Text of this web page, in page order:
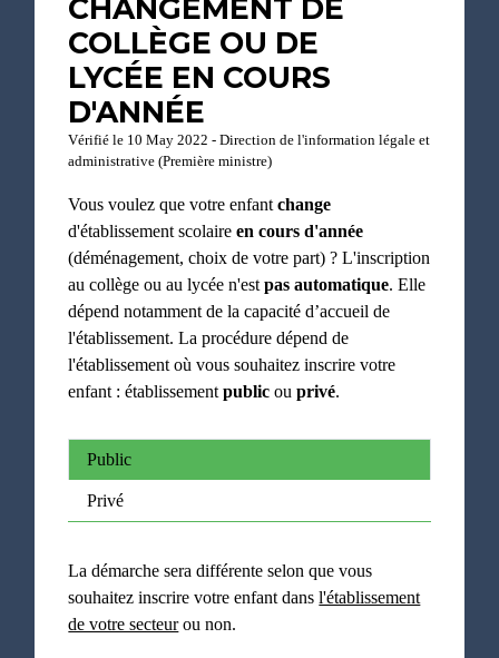
CHANGEMENT DE
COLLÈGE OU DE
LYCÉE EN COURS
D'ANNÉE
Vérifié le 10 May 2022 - Direction de l'information légale et
administrative (Première ministre)
Vous voulez que votre enfantchange
d'établissement scolaireen cours d'année
(déménagement, choix de votre part) ? L'inscription
au collège ou au lycée n'estpas automatique. Elle
dépend notamment de la capacité d’accueil de
l'établissement. La procédure dépend de
l'établissement où vous souhaitez inscrire votre
enfant : établissementpublic ouprivé.
Public
Privé
La démarche sera différente selon que vous
souhaitez inscrire votre enfant dansl'établissement
de votre secteurou non.